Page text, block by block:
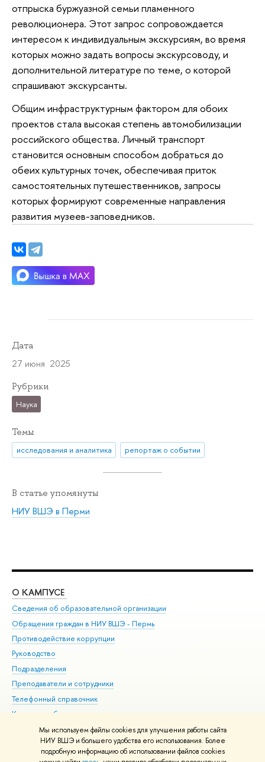
Мы используем файлы cookies для улучшения работы сайта
НИУ ВШЭ и большего удобства его использования. Более
подробную информацию об использовании файлов cookies
отпрыска буржуазной семьи пламенного
революционера. Этот запрос сопровождается
интересом к индивидуальным экскурсиям, во время
которых можно задать вопросы экскурсоводу, и
дополнительной литературе по теме, о которой
спрашивают экскурсанты.
Общим инфраструктурным фактором для обоих
проектов стала высокая степень автомобилизации
российского общества. Личный транспорт
становится основным способом добраться до
обеих культурных точек, обеспечивая приток
самостоятельных путешественников, запросы
которых формируют современные направления
развития музеев-заповедников.
Дата
27 июня 2025
Рубрики
Наука
Темы
исследования и аналитика репортаж о событии
В статье упомянуты
НИУ ВШЭ в Перми
О КАМПУСЕ
Сведения об образовательной организации
Обращения граждан в НИУ ВШЭ - Пермь
Противодействие коррупции
Руководство
Подразделения
Преподаватели и сотрудники
Телефонный справочник
Корпуса и общежития
ВШЭ для студентов с ограниченными возможностями
здоровья и инвалидностью
Единая платежная страница